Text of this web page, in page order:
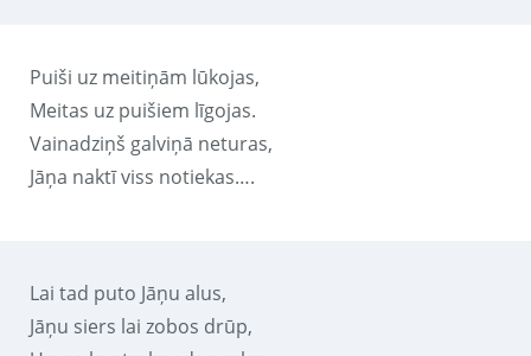
Puiši uz meitiņām lūkojas,
Meitas uz puišiem līgojas.
Vainadziņš galviņā neturas,
Jāņa naktī viss notiekas….
Lai tad puto Jāņu alus,
Jāņu siers lai zobos drūp,